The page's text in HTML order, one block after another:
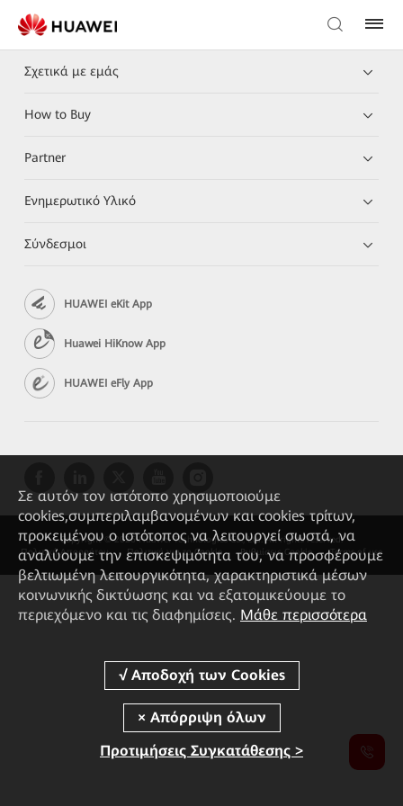
Σχετικά με εμάς
How to Buy
Partner
Ενημερωτικό Υλικό
Σύνδεσμοι
HUAWEI eKit App
Huawei HiKnow App
HUAWEI eFly App
Copyright © 2026 Huawei Technologies Co., Ltd. All rights reserved.
Πολιτική Απορρήτου
Πολιτική για τα Cookie Ρυθμίσεις Cookie Terms of use
Σε αυτόν τον ιστότοπο χρησιμοποιούμε
cookies,συμπεριλαμβανομένων και cookies τρίτων,
προκειμένου ο ιστότοπος να λειτουργεί σωστά, να
αναλύουμε την επισκεψιμότητα του, να προσφέρουμε
βελτιωμένη λειτουργικότητα, χαρακτηριστικά μέσων
κοινωνικής δικτύωσης και να εξατομικεύουμε το
περιεχόμενο και τις διαφημίσεις. Μάθε περισσότερα
Προτιμήσεις Συγκατάθεσης >